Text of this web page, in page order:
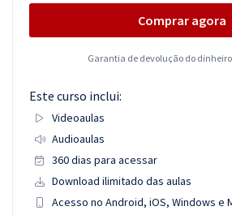
Comprar agora
Garantia de devolução do
Este curso inclui:
Videoaulas
Audioaulas
360 dias para acessar
Download ilimitado das aulas
Acesso no Android, iOS, Windows e